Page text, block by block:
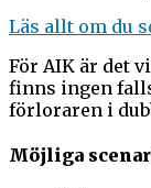
Läs allt om du
För AIK är det
finns ingen
förloraren i
Möjliga